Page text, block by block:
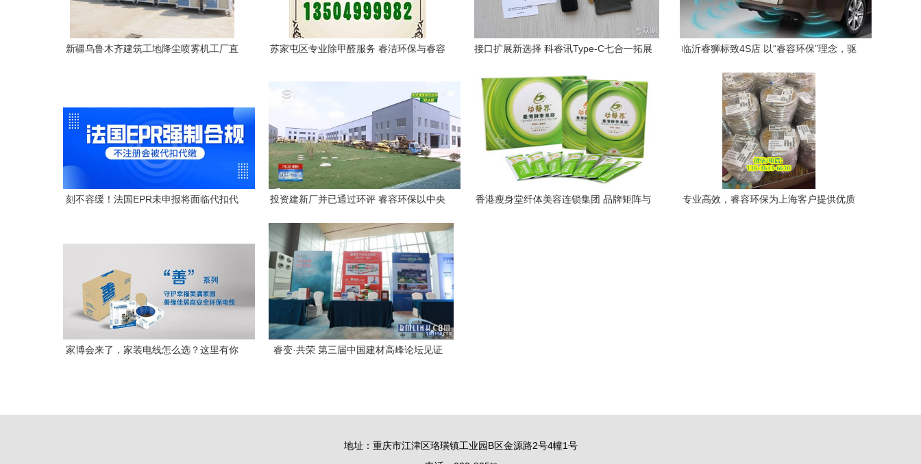
新疆乌鲁木齐建筑工地降尘喷雾机工厂直
苏家屯区专业除甲醛服务 睿洁环保与睿容
接口扩展新选择 科睿讯Type-C七合一拓展
临沂睿狮标致4S店 以“睿容环保”理念，驱
刻不容缓！法国EPR未申报将面临代扣代
投资建新厂并已通过环评 睿容环保以中央
香港瘦身堂纤体美容连锁集团 品牌矩阵与
专业高效，睿容环保为上海客户提供优质
家博会来了，家装电线怎么选？这里有你
睿变·共荣 第三届中国建材高峰论坛见证
地址：重庆市江津区珞璜镇工业园B区金源路2号4幢1号